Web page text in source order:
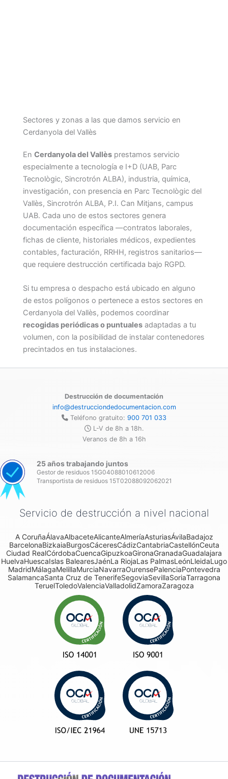
Sectores y zonas a las que damos servicio en
Cerdanyola del Vallès
En Cerdanyola del Vallès prestamos servicio
especialmente a tecnología e I+D (UAB, Parc
Tecnològic, Sincrotrón ALBA), industria, química,
investigación, con presencia en Parc Tecnològic del
Vallès, Sincrotrón ALBA, P.I. Can Mitjans, campus
UAB. Cada uno de estos sectores genera
documentación específica —contratos laborales,
fichas de cliente, historiales médicos, expedientes
contables, facturación, RRHH, registros sanitarios—
que requiere destrucción certificada bajo RGPD.
Si tu empresa o despacho está ubicado en alguno
de estos polígonos o pertenece a estos sectores en
Cerdanyola del Vallès, podemos coordinar
recogidas periódicas o puntuales adaptadas a tu
volumen, con la posibilidad de instalar contenedores
precintados en tus instalaciones.
Destrucción de documentación
info@destrucciondedocumentacion.com
Teléfono gratuito: 900 701 033
L-V de 8h a 18h.
Veranos de 8h a 16h
25 años trabajando juntos
Gestor de residuos 15G04088010612006
Transportista de residuos 15T02088092062021
Servicio de destrucción a nivel nacional
A CoruñaÁlavaAlbaceteAlicanteAlmeríaAsturiasÁvilaBadajoz
BarcelonaBizkaiaBurgosCáceresCádizCantabriaCastellónCeuta
Ciudad RealCórdobaCuencaGipuzkoaGironaGranadaGuadalajara
HuelvaHuescaIslas BalearesJaénLa RiojaLas PalmasLeónLleidaLugo
MadridMálagaMelillaMurciaNavarraOurensePalenciaPontevedra
SalamancaSanta Cruz de TenerifeSegoviaSevillaSoriaTarragona
TeruelToledoValenciaValladolidZamoraZaragoza